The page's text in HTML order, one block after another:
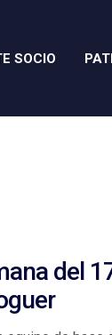
SOCIO
del